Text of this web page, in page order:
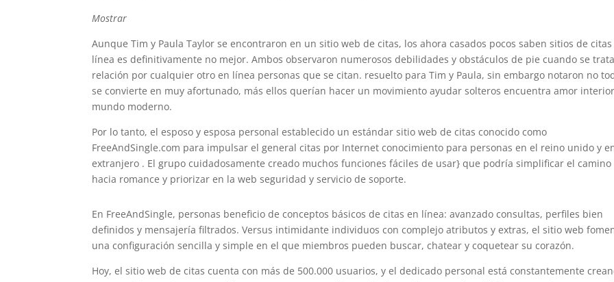
Mostrar
Aunque Tim y Paula Taylor se encontraron en un sitio web de citas, los ahora casados ​​pocos saben sitios de citas
línea es definitivamente no mejor. Ambos observaron numerosos debilidades y obstáculos de pie cuando se
relación por cualquier otro en línea personas que se citan. resuelto para Tim y Paula, sin embargo notaron no
se convierte en muy afortunado, más ellos querían hacer un movimiento ayudar solteros encuentra amor interior
mundo moderno.
Por lo tanto, el esposo y esposa personal establecido un estándar sitio web de citas conocido como
FreeAndSingle.com para impulsar el general citas por Internet conocimiento para personas en el reino unido y
extranjero . El grupo cuidadosamente creado muchos funciones fáciles de usar} que podría simplificar el camino
hacia romance y priorizar en la web seguridad y servicio de soporte.
En FreeAndSingle, personas beneficio de conceptos básicos de citas en línea: avanzado consultas, perfiles bien
definidos y mensajería filtrados. Versus intimidante individuos con complejo atributos y extras, el sitio web
una configuración sencilla y simple en el que miembros pueden buscar, chatear y coquetear su corazón.
Hoy, el sitio web de citas cuenta con más de 500.000 usuarios, y el dedicado personal está constantemente